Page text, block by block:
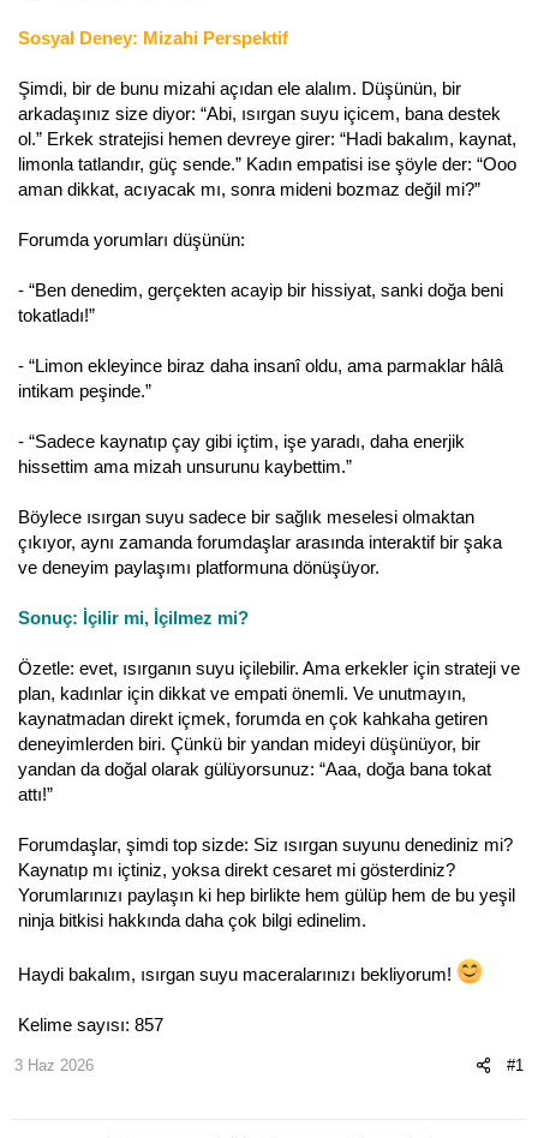
Sosyal Deney: Mizahi Perspektif
Şimdi, bir de bunu mizahi açıdan ele alalım. Düşünün, bir
arkadaşınız size diyor: “Abi, ısırgan suyu içicem, bana destek
ol.” Erkek stratejisi hemen devreye girer: “Hadi bakalım, kaynat,
limonla tatlandır, güç sende.” Kadın empatisi ise şöyle der: “Ooo
aman dikkat, acıyacak mı, sonra mideni bozmaz değil mi?”
Forumda yorumları düşünün:
- “Ben denedim, gerçekten acayip bir hissiyat, sanki doğa beni
tokatladı!”
- “Limon ekleyince biraz daha insanî oldu, ama parmaklar hâlâ
intikam peşinde.”
- “Sadece kaynatıp çay gibi içtim, işe yaradı, daha enerjik
hissettim ama mizah unsurunu kaybettim.”
Böylece ısırgan suyu sadece bir sağlık meselesi olmaktan
çıkıyor, aynı zamanda forumdaşlar arasında interaktif bir şaka
ve deneyim paylaşımı platformuna dönüşüyor.
Sonuç: İçilir mi, İçilmez mi?
Özetle: evet, ısırganın suyu içilebilir. Ama erkekler için strateji ve
plan, kadınlar için dikkat ve empati önemli. Ve unutmayın,
kaynatmadan direkt içmek, forumda en çok kahkaha getiren
deneyimlerden biri. Çünkü bir yandan mideyi düşünüyor, bir
yandan da doğal olarak gülüyorsunuz: “Aaa, doğa bana tokat
attı!”
Forumdaşlar, şimdi top sizde: Siz ısırgan suyunu denediniz mi?
Kaynatıp mı içtiniz, yoksa direkt cesaret mi gösterdiniz?
Yorumlarınızı paylaşın ki hep birlikte hem gülüp hem de bu yeşil
ninja bitkisi hakkında daha çok bilgi edinelim.
Haydi bakalım, ısırgan suyu maceralarınızı bekliyorum!
Kelime sayısı: 857
#1
3 Haz 2026